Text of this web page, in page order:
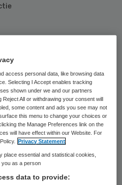
andere zorgbedrijven
lageropgeleid
staatssecretaris
in een interview met
is voor 40
verzorgenden geen
access personal data, like browsing data
Selecting I Accept enables tracking
shown under we and our partners
All or withdrawing your consent will
some content and ads you see may not
this menu to change your choices or
the Manage Preferences link on the
will have effect within our Website. For
Privacy Statement
place essential and statistical cookies,
you as a person
data to provide: